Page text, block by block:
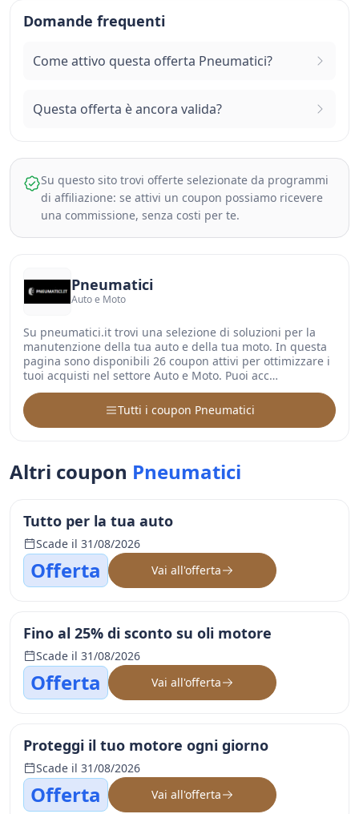
Domande frequenti
Come attivo questa offerta Pneumatici?
Questa offerta è ancora valida?
Su questo sito trovi offerte selezionate da programmi
di affiliazione: se attivi un coupon possiamo ricevere
una commissione, senza costi per te.
Pneumatici
Auto e Moto
Su pneumatici.it trovi una selezione di soluzioni per la
manutenzione della tua auto e della tua moto. In questa
pagina sono disponibili 26 coupon attivi per ottimizzare i
tuoi acquisti nel settore Auto e Moto. Puoi acc…
Tutti i coupon Pneumatici
Altri coupon Pneumatici
Tutto per la tua auto
Scade il 31/08/2026
Offerta Vai all'offerta
Fino al 25% di sconto su oli motore
Scade il 31/08/2026
Offerta Vai all'offerta
Proteggi il tuo motore ogni giorno
Scade il 31/08/2026
Offerta Vai all'offerta